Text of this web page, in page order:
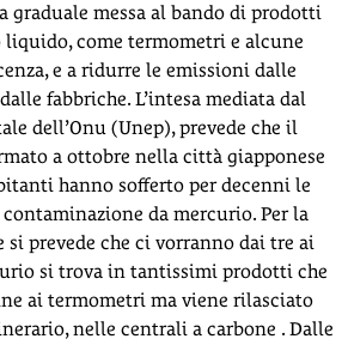
graduale messa al bando di prodotti
come termometri e alcune
e a ridurre le emissioni dalle
fabbriche. L’intesa mediata dal
dell’Onu (Unep), prevede che il
a ottobre nella città giapponese
hanno sofferto per decenni le
da mercurio. Per la
prevede che ci vorranno dai tre ai
si trova in tantissimi prodotti che
ai termometri ma viene rilasciato
nelle centrali a carbone . Dalle